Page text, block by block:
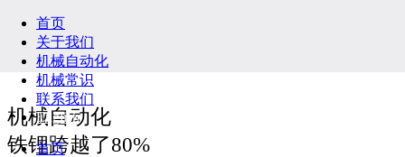
首页
关于我们
机械自动化
机械常识
联系我们
English
首页
机械自动化
铁锂跨越了80%